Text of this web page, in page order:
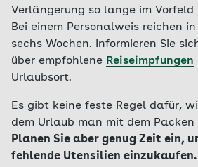
Verlängerung so lange im
Bei einem Personalweis reichen
sechs Wochen. Informieren Sie
über empfohlene Reiseimpfungen
Urlaubsort.
Es gibt keine feste Regel dafür,
dem Urlaub man mit dem
Planen Sie aber genug Zeit ein,
fehlende Utensilien einzukaufen.